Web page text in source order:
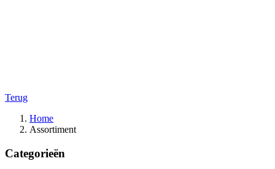
Terug
Home
Assortiment
Categorieën